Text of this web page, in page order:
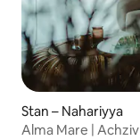
Stan – Nahariyya
Alma Mare | Achziv